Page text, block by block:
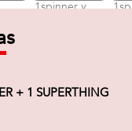
+ 1 SUPERTHING